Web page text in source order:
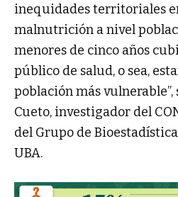
inequidades territoriales
malnutrición a nivel
menores de cinco años
público de salud, o sea,
población más vulnerable”,
Cueto, investigador del
del Grupo de
UBA.